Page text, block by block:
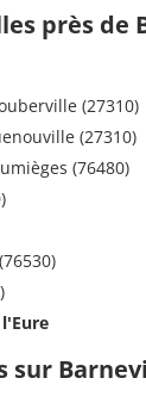
près de
(27310)
(27310)
(76480)
sur